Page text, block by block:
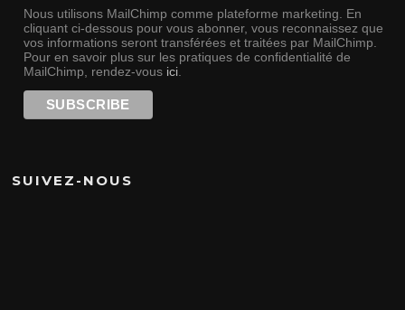
Nous utilisons MailChimp comme plateforme marketing. En
cliquant ci-dessous pour vous abonner, vous reconnaissez que
vos informations seront transférées et traitées par MailChimp.
Pour en savoir plus sur les pratiques de confidentialité de
MailChimp, rendez-vous ici.
SUIVEZ-NOUS